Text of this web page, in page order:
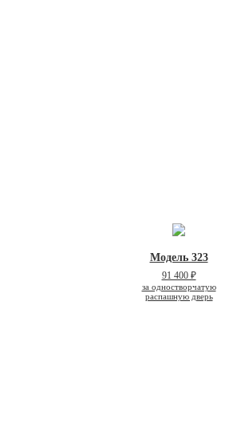
Модель 323
91 400 ₽
за одностворчатую
распашную дверь